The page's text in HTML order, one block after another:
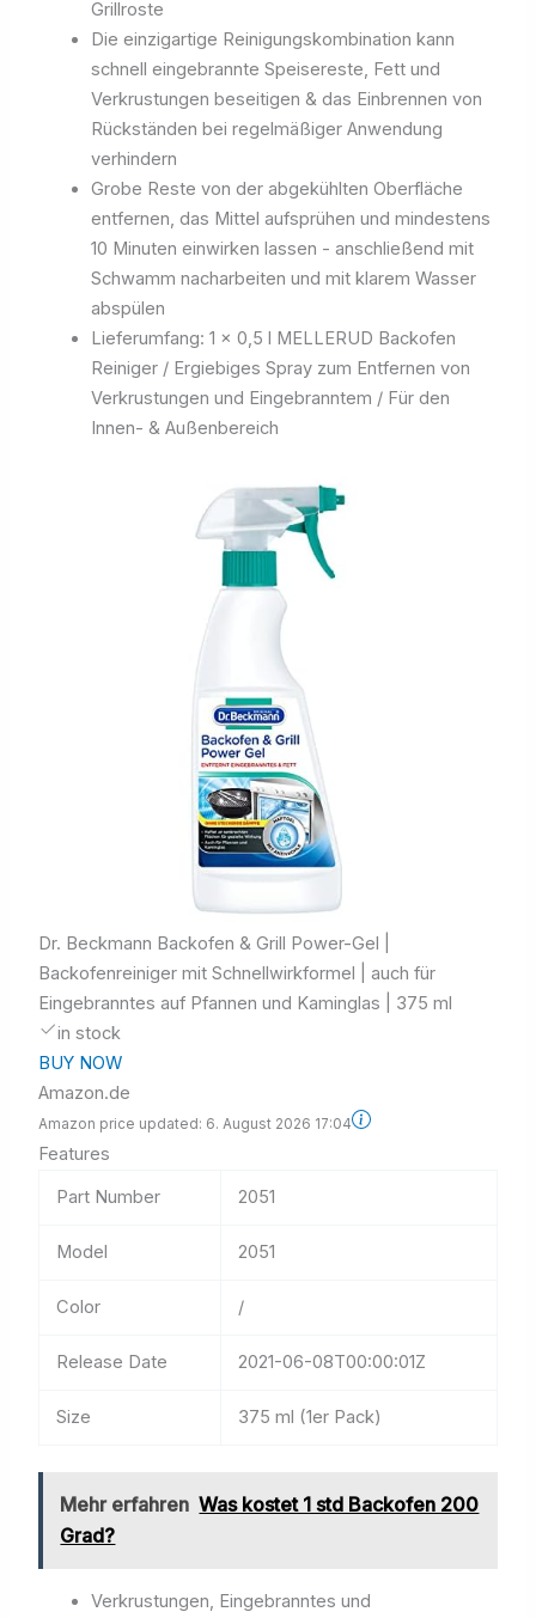
Grillroste
Die einzigartige Reinigungskombination kann
schnell eingebrannte Speisereste, Fett und
Verkrustungen beseitigen & das Einbrennen von
Rückständen bei regelmäßiger Anwendung
verhindern
Grobe Reste von der abgekühlten Oberfläche
entfernen, das Mittel aufsprühen und mindestens
10 Minuten einwirken lassen - anschließend mit
Schwamm nacharbeiten und mit klarem Wasser
abspülen
Lieferumfang: 1 x 0,5 l MELLERUD Backofen
Reiniger / Ergiebiges Spray zum Entfernen von
Verkrustungen und Eingebranntem / Für den
Innen- & Außenbereich
Dr. Beckmann Backofen & Grill Power-Gel |
Backofenreiniger mit Schnellwirkformel | auch für
Eingebranntes auf Pfannen und Kaminglas | 375 ml
in stock
BUY NOW
Amazon.de
Amazon price updated: 6. August 2026 17:04
Features
Part Number
2051
Model 2051
Color /
Release Date 2021-06-08T00:00:01Z
Size 375 ml (1er Pack)
Mehr erfahren Was kostet 1 std Backofen 200
Grad?
Verkrustungen, Eingebranntes und